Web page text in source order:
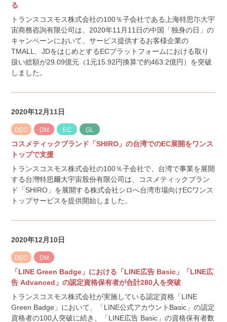
る
トランスコスモス株式会社の100％子会社である上海特思尓大宇
宙商務咨詢有限公司は、2020年11月11日の中国「独身の日」の
キャンペーンにおいて、サービス提供するお客様企業の
TMALL、JDをはじめとするECプラットフォームにおける取り
扱い総額が29.09億元（1元15.92円換算で約463.2億円）を突破
しました。
2020年12月11日
DEC DM EC GL
コスメティックブランド「SHIRO」の台湾でのEC展開をワンス
トップで支援
トランスコスモス株式会社の100％子会社で、台湾で事業を展開
する台灣特思爾大宇宙股份有限公司は、コスメティックブラン
ド「SHIRO」を展開する株式会社シロへ台湾市場向けECワンス
トップサービスを提供開始しました。
2020年12月10日
DEC DM
「LINE Green Badge」における「LINE広告 Basic」「LINE広
告 Advanced」の認定資格保有者が合計280人を突破
トランスコスモス株式会社が実施している認定資格「LINE
Green Badge」において、「LINE公式アカウントBasic」の認定
資格者の100人突破に続き、「LINE広告 Basic」の資格保有者数